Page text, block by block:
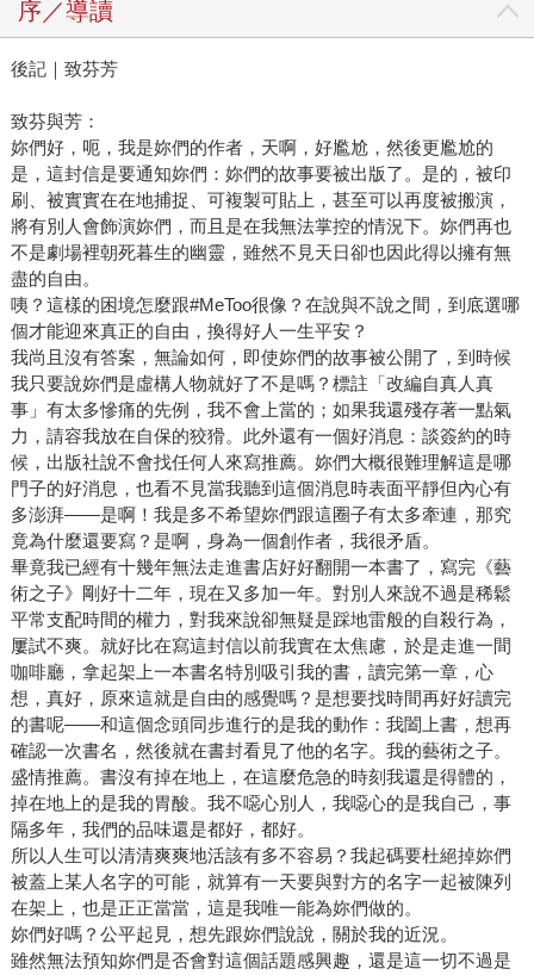
序／導讀
後記｜致芬芳
致芬與芳：
妳們好，呃，我是妳們的作者，天啊，好尷尬，然後更尷尬的
是，這封信是要通知妳們：妳們的故事要被出版了。是的，被印
刷、被實實在在地捕捉、可複製可貼上，甚至可以再度被搬演，
將有別人會飾演妳們，而且是在我無法掌控的情況下。妳們再也
不是劇場裡朝死暮生的幽靈，雖然不見天日卻也因此得以擁有無
盡的自由。
咦？這樣的困境怎麼跟#MeToo很像？在說與不說之間，到底選哪
個才能迎來真正的自由，換得好人一生平安？
我尚且沒有答案，無論如何，即使妳們的故事被公開了，到時候
我只要說妳們是虛構人物就好了不是嗎？標註「改編自真人真
事」有太多慘痛的先例，我不會上當的；如果我還殘存著一點氣
力，請容我放在自保的狡猾。此外還有一個好消息：談簽約的時
候，出版社說不會找任何人來寫推薦。妳們大概很難理解這是哪
門子的好消息，也看不見當我聽到這個消息時表面平靜但內心有
多澎湃——是啊！我是多不希望妳們跟這圈子有太多牽連，那究
竟為什麼還要寫？是啊，身為一個創作者，我很矛盾。
畢竟我已經有十幾年無法走進書店好好翻開一本書了，寫完《藝
術之子》剛好十二年，現在又多加一年。對別人來說不過是稀鬆
平常支配時間的權力，對我來說卻無疑是踩地雷般的自殺行為，
屢試不爽。就好比在寫這封信以前我實在太焦慮，於是走進一間
咖啡廳，拿起架上一本書名特別吸引我的書，讀完第一章，心
想，真好，原來這就是自由的感覺嗎？是想要找時間再好好讀完
的書呢——和這個念頭同步進行的是我的動作：我闔上書，想再
確認一次書名，然後就在書封看見了他的名字。我的藝術之子。
盛情推薦。書沒有掉在地上，在這麼危急的時刻我還是得體的，
掉在地上的是我的胃酸。我不噁心別人，我噁心的是我自己，事
隔多年，我們的品味還是都好，都好。
所以人生可以清清爽爽地活該有多不容易？我起碼要杜絕掉妳們
被蓋上某人名字的可能，就算有一天要與對方的名字一起被陳列
在架上，也是正正當當，這是我唯一能為妳們做的。
妳們好嗎？公平起見，想先跟妳們說說，關於我的近況。
雖然無法預知妳們是否會對這個話題感興趣，還是這一切不過是